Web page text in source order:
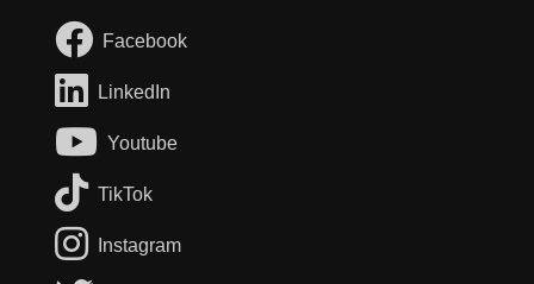
Facebook
LinkedIn
Youtube
TikTok
Instagram